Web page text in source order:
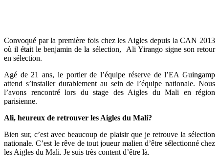
Convoqué par la première fois chez les Aigles depuis la CAN 2013
où il était le benjamin de la sélection, Ali Yirango signe son retour
en sélection.
Agé de 21 ans, le portier de l’équipe réserve de l’EA Guingamp
attend s’installer durablement au sein de l’équipe nationale. Nous
l’avons rencontré lors du stage des Aigles du Mali en région
parisienne.
Ali, heureux de retrouver les Aigles du Mali?
Bien sur, c’est avec beaucoup de plaisir que je retrouve la sélection
nationale. C’est le rêve de tout joueur malien d’être sélectionné chez
les Aigles du Mali. Je suis très content d’être là.